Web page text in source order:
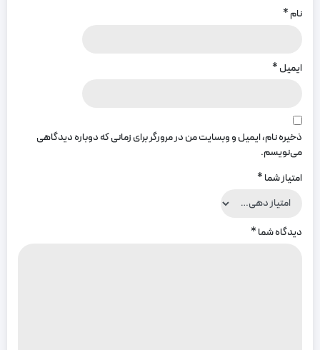
نام*
ایمیل*
ذخیره نام، ایمیل و وبسایت من در مرورگر برای زمانی که دوباره دیدگاهی
می‌نویسم.
امتیاز شما*
دیدگاه شما*